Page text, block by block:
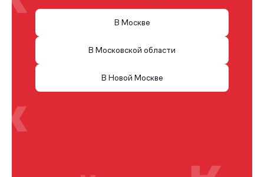
В Москве
В Московской области
В Новой Москве